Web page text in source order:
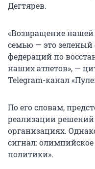
Дегтярев.
«Возвращение
семью — это
федераций по
наших атлетов», —
Telegram-канал
По его словам,
реализации
организациях.
сигнал:
политики».